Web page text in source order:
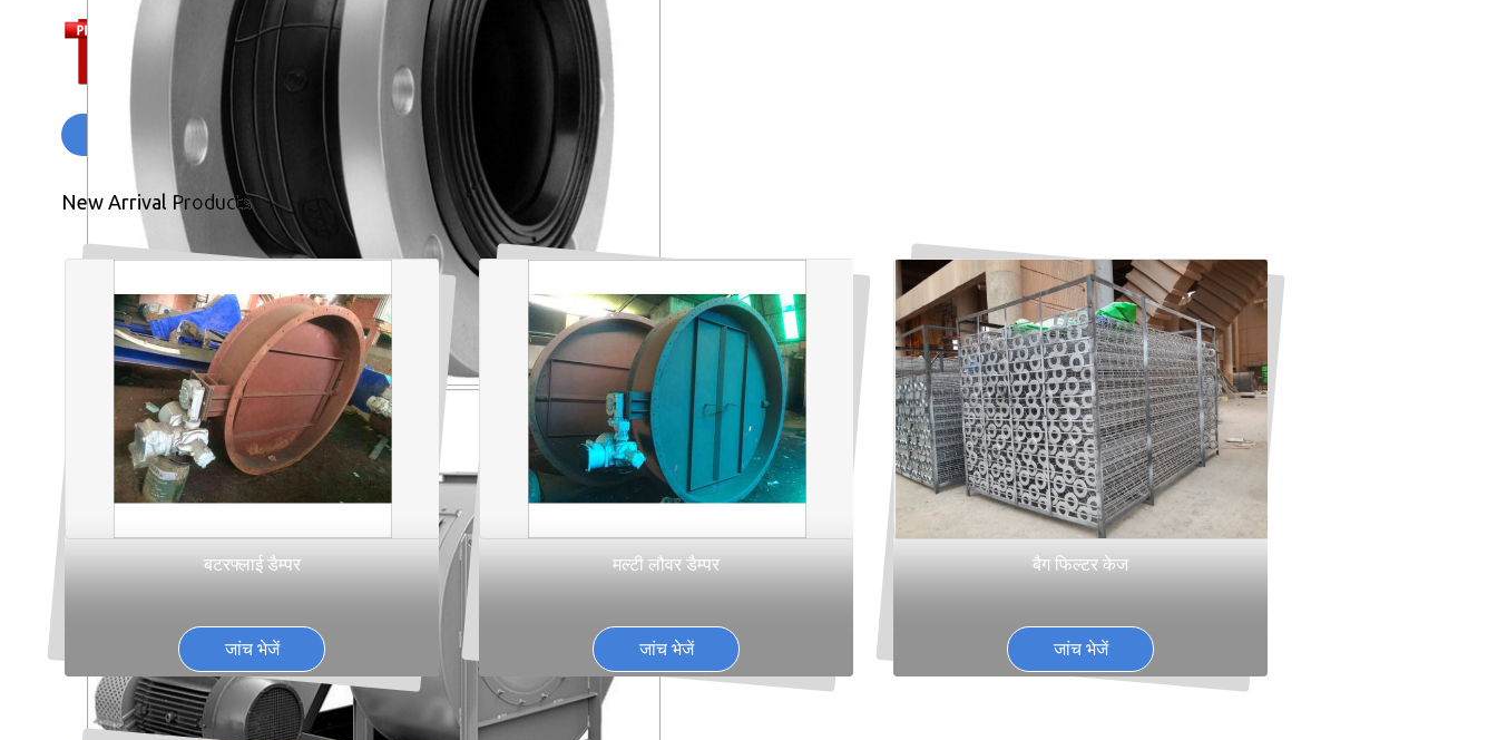
और पढ़ें
New Arrival Products
बटरफ्लाई डैम्पर
जांच भेजें
मल्टी लौवर डैम्पर
जांच भेजें
बैग फिल्टर केज
जांच भेजें